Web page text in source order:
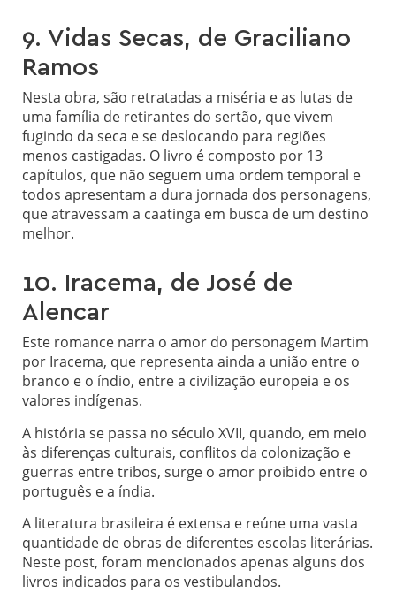
9. Vidas Secas, de Graciliano
Ramos
Nesta obra, são retratadas a miséria e as lutas de
uma família de retirantes do sertão, que vivem
fugindo da seca e se deslocando para regiões
menos castigadas. O livro é composto por 13
capítulos, que não seguem uma ordem temporal e
todos apresentam a dura jornada dos personagens,
que atravessam a caatinga em busca de um destino
melhor.
10. Iracema, de José de
Alencar
Este romance narra o amor do personagem Martim
por Iracema, que representa ainda a união entre o
branco e o índio, entre a civilização europeia e os
valores indígenas.
A história se passa no século XVII, quando, em meio
às diferenças culturais, conflitos da colonização e
guerras entre tribos, surge o amor proibido entre o
português e a índia.
A literatura brasileira é extensa e reúne uma vasta
quantidade de obras de diferentes escolas literárias.
Neste post, foram mencionados apenas alguns dos
livros indicados para os vestibulandos.